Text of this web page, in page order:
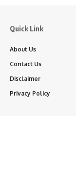
Quick Link
About Us
Contact Us
Disclaimer
Privacy Policy